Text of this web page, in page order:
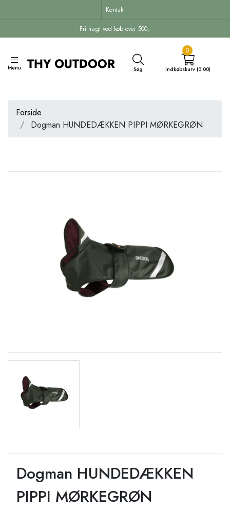
Fri fragt ved køb over 500,-
Kontakt
Menu Søg
0
Indkøbskurv (0.00)
Forside
Dogman HUNDEDÆKKEN PIPPI MØRKEGRØN
Dogman HUNDEDÆKKEN
PIPPI MØRKEGRØN